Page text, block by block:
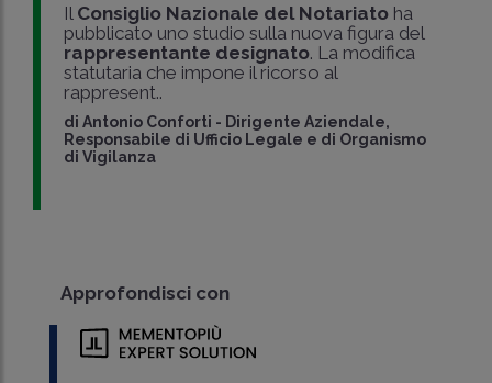
Il Consiglio Nazionale del Notariato ha
pubblicato uno studio sulla nuova figura del
rappresentante designato. La modifica
statutaria che impone il ricorso al
rappresent..
diAntonio Conforti - Dirigente Aziendale,
Responsabile di Ufficio Legale e di Organismo
di Vigilanza
Approfondisci con